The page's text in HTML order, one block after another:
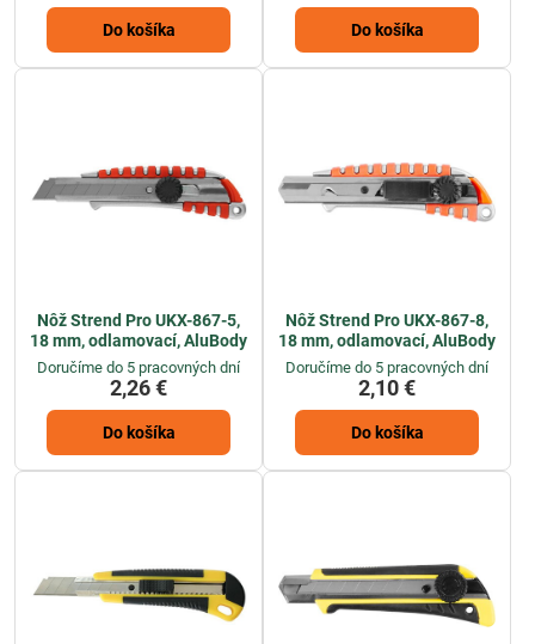
Do košíka Do košíka
Nôž Strend Pro UKX-867-5,
18 mm, odlamovací, AluBody
Doručíme do 5 pracovných dní
2,26 €
Do košíka
Nôž Strend Pro UKX-867-8,
18 mm, odlamovací, AluBody
Doručíme do 5 pracovných dní
2,10 €
Do košíka